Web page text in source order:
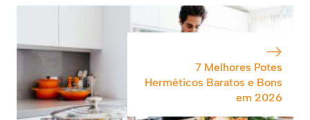
7 Melhores Potes
Herméticos Baratos e Bons
em 2026